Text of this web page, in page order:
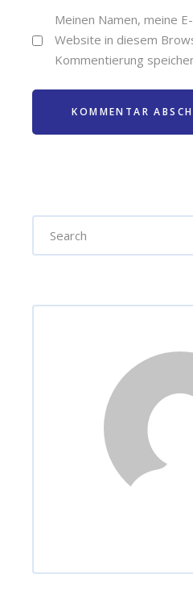
Meinen Namen, meine
Website in diesem
Kommentierung
KOMMENTAR